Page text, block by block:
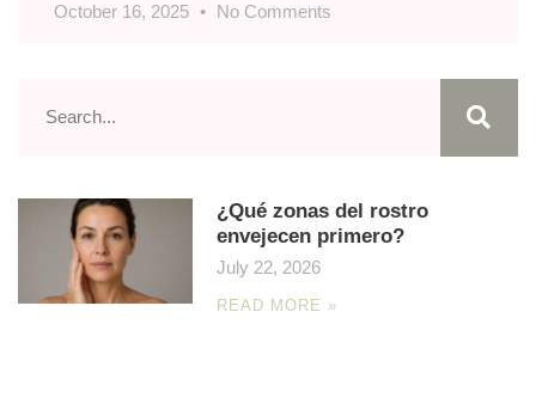
October 16, 2025 No Comments
¿Qué zonas del rostro
envejecen primero?
July 22, 2026
READ MORE »